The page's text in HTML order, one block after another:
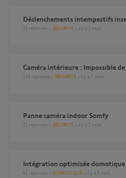
Déclenchements intempestifs
15 réponses SÉCURITÉ il y a 2 mois
Caméra intérieure : Impossible
110 réponses SÉCURITÉ il y a 7 mois
Panne caméra indoor Somfy
21 réponses SÉCURITÉ il y a 3 mois
Intégration optimisée domotique
41 réponses DOMOTIQUE il y a 8 mois